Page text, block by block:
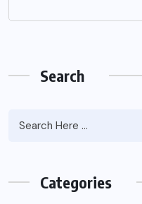
Search
Categories